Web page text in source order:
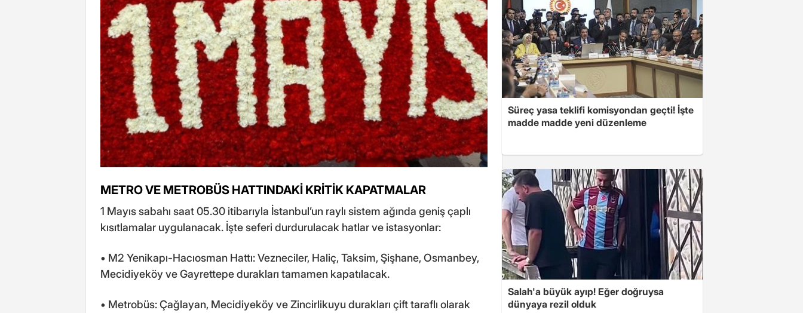
METRO VE METROBÜS HATTINDAKİ KRİTİK KAPATMALAR
1 Mayıs sabahı saat 05.30 itibarıyla İstanbul’un raylı sistem ağında geniş çaplı
kısıtlamalar uygulanacak. İşte seferi durdurulacak hatlar ve istasyonlar:
• M2 Yenikapı-Hacıosman Hattı: Vezneciler, Haliç, Taksim, Şişhane, Osmanbey,
Mecidiyeköy ve Gayrettepe durakları tamamen kapatılacak.
• Metrobüs: Çağlayan, Mecidiyeköy ve Zincirlikuyu durakları çift taraflı olarak
Süreç yasa teklifi komisyondan geçti! İşte
madde madde yeni düzenleme
Salah'a büyük ayıp! Eğer doğruysa
dünyaya rezil olduk